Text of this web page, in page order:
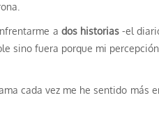
a dos historias-el
sino fuera porque mi
cada vez me he sentido más